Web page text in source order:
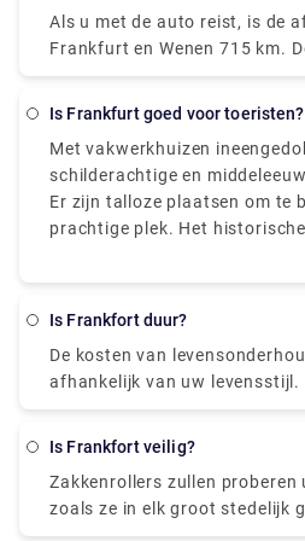
Als u met de auto reist, is de
Frankfurt en Wenen 715 km.
ongeveer 7 - 7,5 uur zijn en
Is Frankfurt goed voor toeristen?
Met vakwerkhuizen
schilderachtige en
huiselijke appelwijn lokale
regionale maaltijden
en graffiti, en weelderige
Er zijn talloze plaatsen om te
prachtige plek. Het
attractie van de stad. Dit is
beschadigd tijdens de
Tweede Wereldoorlog. Na het
mooie oude binnenstad, kunt
romantische wandeling door
uitzicht op een van de andere
bezienswaardigheden van
Is Frankfort duur?
De kosten van
afhankelijk van uw levensstijl.
steden dezelfde
levensonderhoud zijn hier de
het land, alleen overtroffen
gaan is hier echt niet duur.
Is Frankfort veilig?
Zakkenrollers zullen proberen
zoals ze in elk groot stedelijk
doen. Bezoekers moeten